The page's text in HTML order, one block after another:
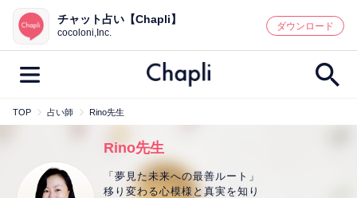
鑑定記事・占い師検索
最新記事一覧
人気記事一覧
チャット占い【Chapli】
cocoloni,Inc.
ダウンロード
TOP 占い師 Rino先生
Rino先生
「夢見た未来への最善ルート」
移り変わる心模様と真実を知り